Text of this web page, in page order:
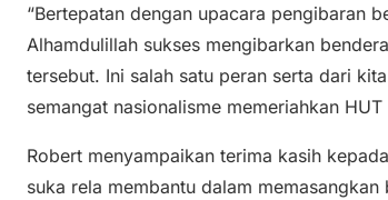
“Bertepatan dengan upacara pengibaran
Alhamdulillah sukses mengibarkan
tersebut. Ini salah satu peran serta dari
semangat nasionalisme memeriahkan
Robert menyampaikan terima kasih
suka rela membantu dalam